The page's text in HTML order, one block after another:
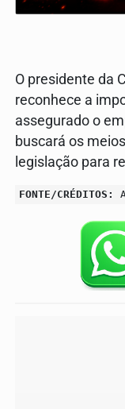
O presidente da
reconhece a
assegurado o
buscará os
legislação para
FONTE/CRÉDITOS: